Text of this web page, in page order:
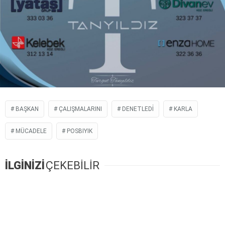
BAŞKAN ÇALIŞMALARINI DENETLEDİ KARLA
MÜCADELE POSBIYIK
İLGİNİZİÇEKEBİLİR